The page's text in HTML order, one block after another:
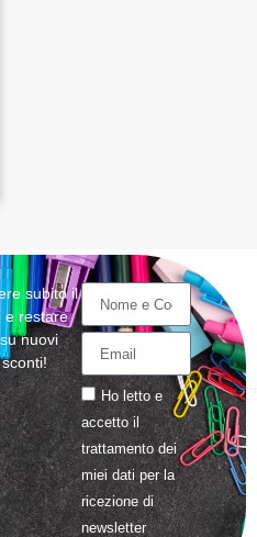
subito il
e restare
nuovi
Ho letto e
accetto il
trattamentodei
miei dati per la
ricezione di
newsletter